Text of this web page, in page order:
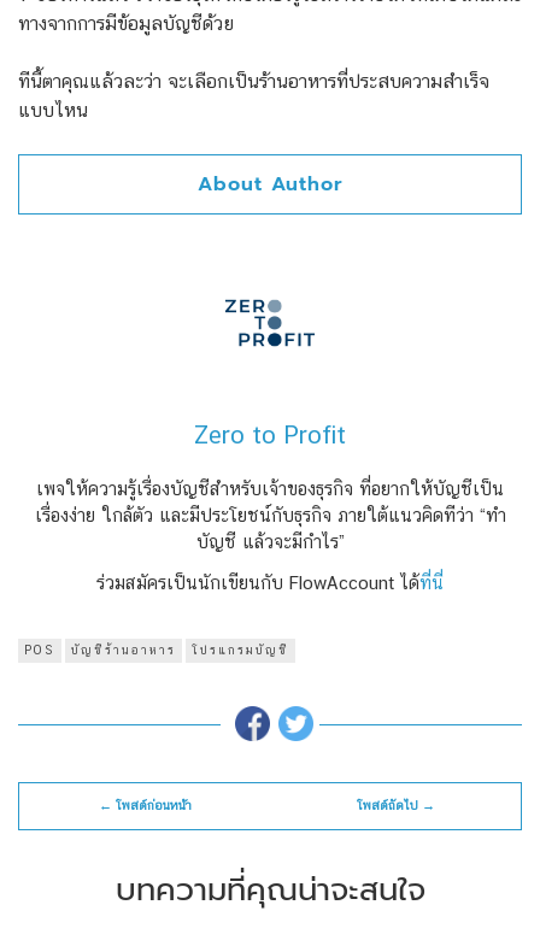
ทางจากการมีข้อมูลบัญชีด้วย
ทีนี้ตาคุณแล้วละว่า จะเลือกเป็นร้านอาหารที่ประสบความสำเร็จ
แบบไหน
About Author
Zero to Profit
เพจให้ความรู้เรื่องบัญชีสำหรับเจ้าของธุรกิจ ที่อยากให้บัญชีเป็น
เรื่องง่าย ใกล้ตัว และมีประโยชน์กับธุรกิจ ภายใต้แนวคิดทีว่า “ทำ
บัญชี แล้วจะมีกำไร”
ร่วมสมัครเป็นนักเขียนกับ FlowAccount ได้ที่นี่
POS บัญชีร้านอาหาร โปรแกรมบัญชี
← โพสต์ก่อนหน้า โพสต์ถัดไป →
บทความที่คุณน่าจะสนใจ